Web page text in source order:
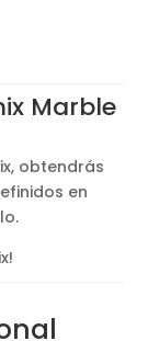
Marble
obtendrás
en